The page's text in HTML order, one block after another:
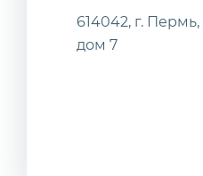
614042, г.
дом 7